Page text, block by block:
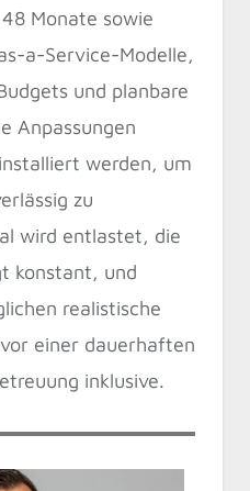
Monate sowie
a-Service-Modelle,
und planbare
Anpassungen
werden, um
zu
wird entlastet, die
konstant, und
realistische
einer dauerhaften
inklusive.